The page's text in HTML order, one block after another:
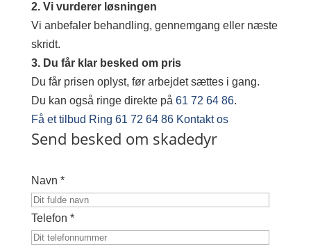
2. Vi vurderer løsningen
Vi anbefaler behandling, gennemgang eller næste
skridt.
3. Du får klar besked om pris
Du får prisen oplyst, før arbejdet sættes i gang.
Du kan også ringe direkte på 61 72 64 86.
Få et tilbud Ring 61 72 64 86 Kontakt os
Send besked om skadedyr
Navn *
Telefon *